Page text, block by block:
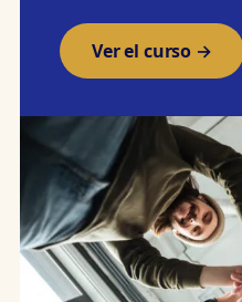
Ver el curso →